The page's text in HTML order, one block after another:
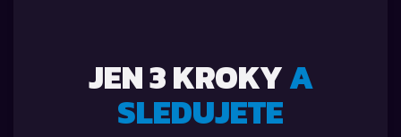
JEN 3 KROKYA
SLEDUJETE